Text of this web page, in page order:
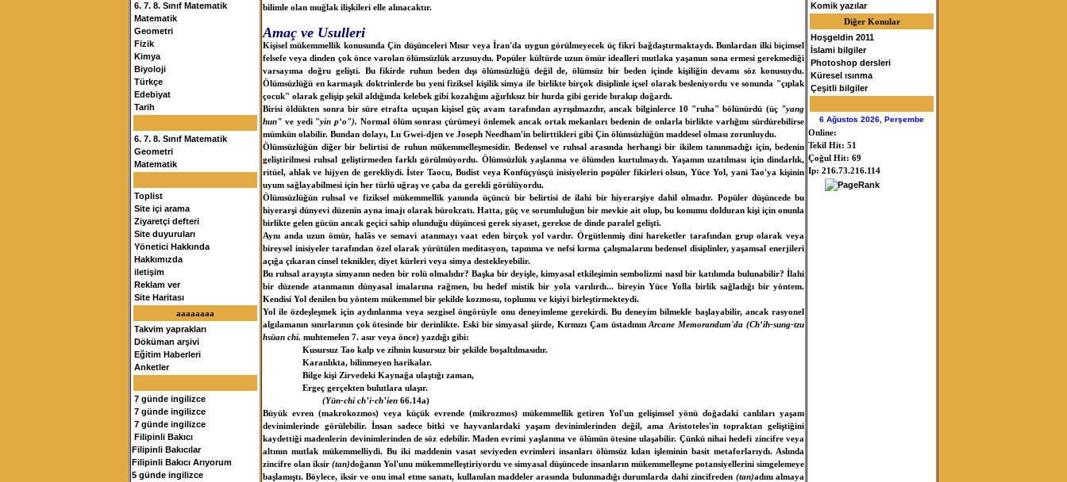
6. 7. 8. Sınıf Matematik
Matematik
Geometri
Fizik
Kimya
Biyoloji
Türkçe
Edebiyat
Tarih
6. 7. 8. Sınıf Matematik
Geometri
Matematik
Toplist
Site içi arama
Ziyaretçi defteri
Site duyuruları
Yönetici Hakkında
Hakkımızda
iletişim
Reklam ver
Site Haritası
aaaaaaaa
Takvim yaprakları
Döküman arşivi
Eğitim Haberleri
Anketler
7 günde ingilizce
7 günde ingilizce
7 günde ingilizce
Filipinli Bakıcı
Filipinli Bakıcılar
Filipinli Bakıcı Arıyorum
5 günde ingilizce
bilimle olan muğlak ilişkileri elle alınacaktır.
Amaç ve Usulleri
Kişisel mükemmellik konusunda Çin düşünceleri Mısır veya İran'da uygun görülmeyecek üç fikri bağdaştırmaktaydı. Bunlardan ilki biçimsel
felsefe veya dinden çok önce varolan ölümsüzlük arzusuydu. Popüler kültürde uzun ömür idealleri mutlaka yaşamın sona ermesi gerekmediği
varsayıma doğru gelişti. Bu fikirde ruhun beden dışı ölümsüzlüğü değil de, ölümsüz bir beden içinde kişiliğin devamı söz konusuydu.
Ölümsüzlüğü en karmaşık doktrinlerde bu yeni fiziksel kişilik simya ile birlikte birçok disiplinle içsel olarak besleniyordu ve sonunda "çıplak
çocuk" olarak gelişip şekil aldığında kelebek gibi kozalığını ağırlıksız bir hurda gibi geride bırakıp doğardı.
Birisi öldükten sonra bir süre etrafta uçuşan kişisel güç avam tarafından ayrışılmazdır, ancak bilginlerce 10 "ruha" bölünürdü (üç "yang
hun" ve yedi "yin p‘o"). Normal ölüm sonrası çürümeyi önlemek ancak ortak mekanları bedenin de onlarla birlikte varlığını sürdürebilirse
mümkün olabilir. Bundan dolayı, Lu Gwei-djen ve Joseph Needham'in belirttikleri gibi Çin ölümsüzlüğün maddesel olması zorunluydu.
Ölümsüzlüğün diğer bir belirtisi de ruhun mükemmelleşmesidir. Bedensel ve ruhsal arasında herhangi bir ikilem tanınmadığı için, bedenin
geliştirilmesi ruhsal geliştirmeden farklı görülmüyordu. Ölümsüzlük yaşlanma ve ölümden kurtulmaydı. Yaşamın uzatılması için dindarlık,
ritüel, ahlak ve hijyen de gerekliydi. İster Taocu, Budist veya Konfüçyüsçü inisiyelerin popüler fikirleri olsun, Yüce Yol, yani Tao'ya kişinin
uyum sağlayabilmesi için her türlü uğraş ve çaba da gerekli görülüyordu.
Ölümsüzlüğün ruhsal ve fiziksel mükemmellik yanında üçüncü bir belirtisi de ilahi bir hiyerarşiye dahil olmadır. Popüler düşüncede bu
hiyerarşi dünyevi düzenin ayna imajı olarak bürokratı. Hatta, güç ve sorumluluğun bir mevkie ait olup, bu konumu dolduran kişi için onunla
birlikte gelen gücün ancak geçici sahip olunduğu düşüncesi gerek siyaset, gerekse de dinde paralel gelişti.
Aynı anda uzun ömür, halâs ve semavi atanmayı vaat eden birçok yol vardır. Örgütlenmiş dini hareketler tarafından grup olarak veya
bireysel inisiyeler tarafından özel olarak yürütülen meditasyon, tapınma ve nefsi kırma çalışmalarını bedensel disiplinler, yaşamsal enerjileri
açığa çıkaran cinsel teknikler, diyet kürleri veya simya destekleyebilir.
Bu ruhsal arayışta simyanın neden bir rolü olmalıdır? Başka bir deyişle, kimyasal etkileşimin sembolizmi nasıl bir katılımda bulunabilir? İlahi
bir düzende atanmanın dünyasal imalarına rağmen, bu hedef mistik bir yola varılırdı... bireyin Yüce Yolla birlik sağladığı bir yöntem.
Kendisi Yol denilen bu yöntem mükemmel bir şekilde kozmosu, toplumu ve kişiyi birleştirmekteydi.
Yol ile özdeşleşmek için aydınlanma veya sezgisel öngörüyle onu deneyimleme gerekirdi. Bu deneyim bilmekle başlayabilir, ancak rasyonel
algılamanın sınırlarının çok ötesinde bir derinlikte. Eski bir simyasal şiirde, Kırmızı Çam üstadınınArcane Memorandum'da (Ch‘ih-sung-tzu
hsüan chi, muhtemelen 7. asır veya önce) yazdığı gibi:
Kusursuz Tao kalp ve zihnin kusursuz bir şekilde boşaltılmasıdır.
Karanlıkta, bilinmeyen harikalar.
Bilge kişi Zirvedeki Kaynağa ulaştığı zaman,
Ergeç gerçekten bulutlara ulaşır.
(Yün-chi ch’i-ch’ien 66.14a)
Büyük evren (makrokozmos) veya küçük evrende (mikrozmos) mükemmellik getiren Yol'un gelişimsel yönü doğadaki canlıları yaşam
devinimlerinde görülebilir. İnsan sadece bitki ve hayvanlardaki yaşam devinimlerinden değil, ama Aristoteles'in topraktan geliştiğini
kaydettiği madenlerin devinimlerinden de söz edebilir. Maden evrimi yaşlanma ve ölümün ötesine ulaşabilir. Çünkü nihai hedefi zincifre veya
altının mutlak mükemmelliydi. Bu iki maddenin vasat seviyeden evrimleri insanları ölümsüz kılan işleminin basit metaforlarıydı. Aslında
zincifre olan iksir (tan)doğanın Yol'unu mükemmelleştiriyordu ve simyasal düşüncede insanların mükemmelleşme potansiyellerini simgelemeye
başlamıştı. Böylece, iksir ve onu imal etme sanatı, kullanılan maddeler arasında bulunmadığı durumlarda dahi zincifreden (tan)adını almaya
Komik yazılar
Diğer Konular
Hoşgeldin 2011
İslami bilgiler
Photoshop dersleri
Küresel ısınma
Çeşitli bilgiler
6 Ağustos 2026, Perşembe
Online:
Tekil Hit: 51
Çoğul Hit: 69
Ip: 216.73.216.114